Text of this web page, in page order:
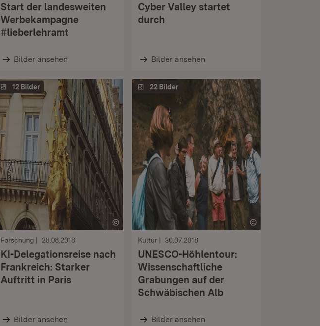
Start der landesweiten
Werbekampagne
#lieberlehramt
Bilder ansehen
Cyber Valley startet
durch
Bilder ansehen
12 Bilder
Forschung 28.08.2018
KI-Delegationsreise nach
Frankreich: Starker
Auftritt in Paris
Bilder ansehen
22 Bilder
Kultur 30.07.2018
UNESCO-Höhlentour:
Wissenschaftliche
Grabungen auf der
Schwäbischen Alb
Bilder ansehen